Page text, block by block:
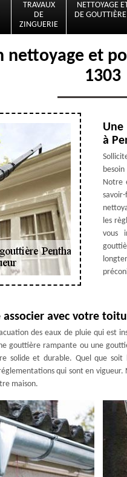
TRAVAUX
DE
ZINGUERIE
NETTOYAGE
DE GOUTTIÈRE
nettoyage et
1303
à
Notre
les
vous
avec votre
des eaux de pluie qui est
gouttière rampante ou une
solide et durable. Quel que
qui sont en
maison.